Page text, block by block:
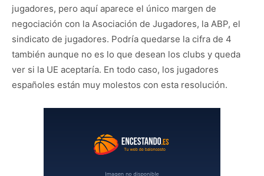
jugadores, pero aquí aparece el único margen de
negociación con la Asociación de Jugadores, la ABP, el
sindicato de jugadores. Podría quedarse la cifra de 4
también aunque no es lo que desean los clubs y queda
ver si la UE aceptaría. En todo caso, los jugadores
españoles están muy molestos con esta resolución.